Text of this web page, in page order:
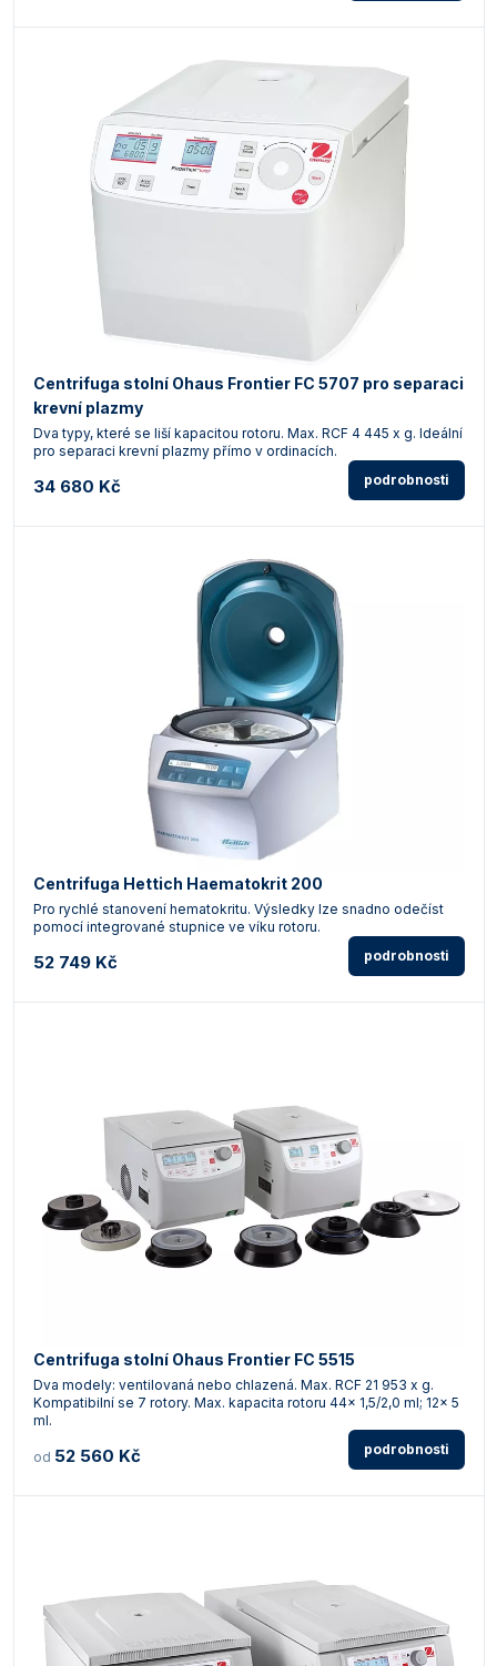
Centrifuga stolní Ohaus Frontier FC 5707 pro separaci
krevní plazmy
Dva typy, které se liší kapacitou rotoru. Max. RCF 4 445 x g. Ideální
pro separaci krevní plazmy přímo v ordinacích.
34 680 Kč podrobnosti
Centrifuga Hettich Haematokrit 200
Pro rychlé stanovení hematokritu. Výsledky lze snadno odečíst
pomocí integrované stupnice ve víku rotoru.
52 749 Kč podrobnosti
Centrifuga stolní Ohaus Frontier FC 5515
Dva modely: ventilovaná nebo chlazená. Max. RCF 21 953 x g.
Kompatibilní se 7 rotory. Max. kapacita rotoru 44x 1,5/2,0 ml; 12x 5
ml.
od 52 560 Kč podrobnosti